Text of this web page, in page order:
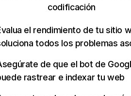
codificación
el rendimiento de tu sitio
todos los problemas
de que el bot de
rastrear e indexar tu web